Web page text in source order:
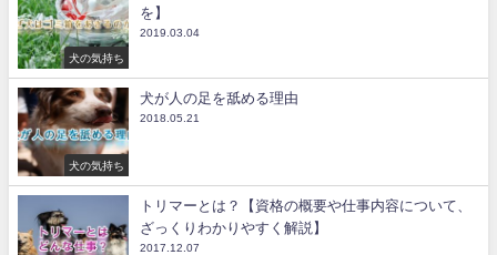
犬の気持ち
を】
2019.03.04
犬の気持ち
犬が人の足を舐める理由
2018.05.21
トリマーとは？【資格の概要や仕事内容について、
ざっくりわかりやすく解説】
2017.12.07